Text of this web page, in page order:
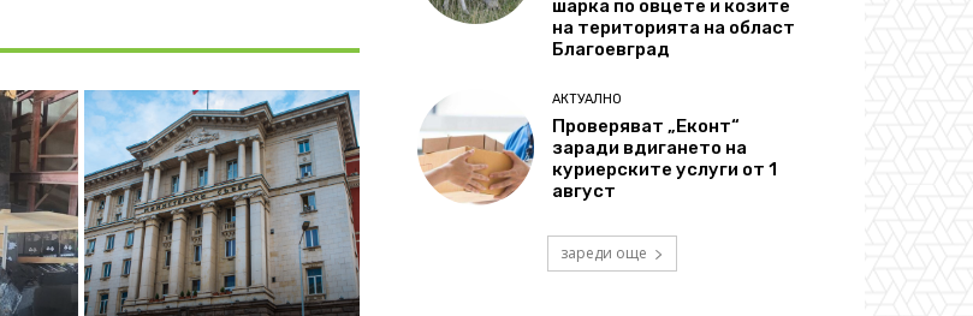
шарка по овцете и козите
на територията на област
Благоевград
АКТУАЛНО
Проверяват „Еконт“
заради вдигането на
куриерските услуги от 1
август
зареди още